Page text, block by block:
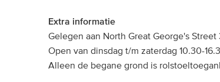
Extra informatie
Gelegen aan North Great George's Street
Open van dinsdag t/m zaterdag 10.30-
Alleen de begane grond is